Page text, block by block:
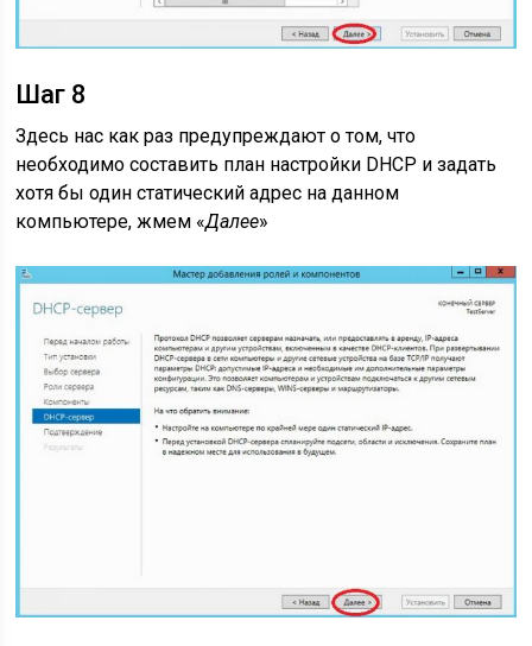
Шаг 8
Здесь нас как раз предупреждают о том, что
необходимо составить план настройки DHCP и задать
хотя бы один статический адрес на данном
компьютере, жмем «Далее»